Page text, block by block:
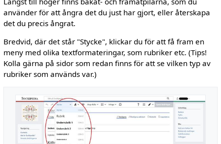
använder för att ångra det du just har gjort, eller återskapa
det du precis ångrat.
Bredvid, där det står "Stycke", klickar du för att få fram en
meny med olika textformateringar, som rubriker etc. (Tips!
Kolla gärna på sidor som redan finns för att se vilken typ av
rubriker som används var.)